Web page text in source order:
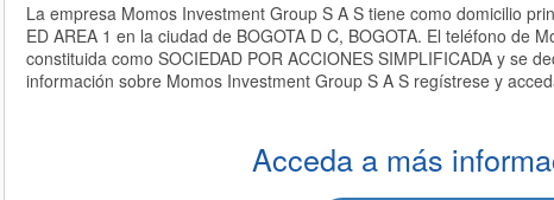
La empresa Momos Investment Group S A S tiene como domicilio
ED AREA 1 en la ciudad de BOGOTA D C, BOGOTA. El teléfono de
constituida como SOCIEDAD POR ACCIONES SIMPLIFICADA y se
información sobre Momos Investment Group S A S regístrese y
Acceda a más